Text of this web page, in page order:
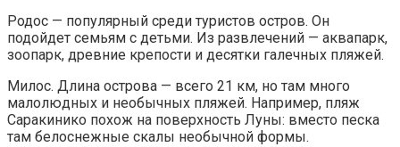
Родос — популярный среди туристов остров. Он
подойдет семьям с детьми. Из развлечений — аквапарк,
зоопарк, древние крепости и десятки галечных пляжей.
Милос. Длина острова — всего 21 км, но там много
малолюдных и необычных пляжей. Например, пляж
Саракинико похож на поверхность Луны: вместо песка
там белоснежные скалы необычной формы.